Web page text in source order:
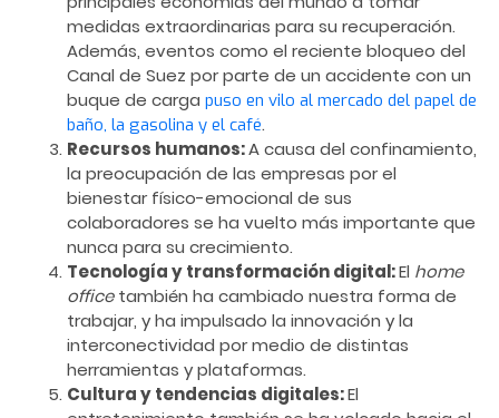
medidas extraordinarias para su recuperación.
Además, eventos como el reciente bloqueo del
Canal de Suez por parte de un accidente con un
buque de carga puso en vilo al mercado del papel de
baño, la gasolina y el café.
Recursos humanos:A causa del confinamiento,
la preocupación de las empresas por el
bienestar físico-emocional de sus
colaboradores se ha vuelto más importante que
nunca para su crecimiento.
Tecnología y transformación digital:El home
officetambién ha cambiado nuestra forma de
trabajar, y ha impulsado la innovación y la
interconectividad por medio de distintas
herramientas y plataformas.
Cultura y tendencias digitales:El